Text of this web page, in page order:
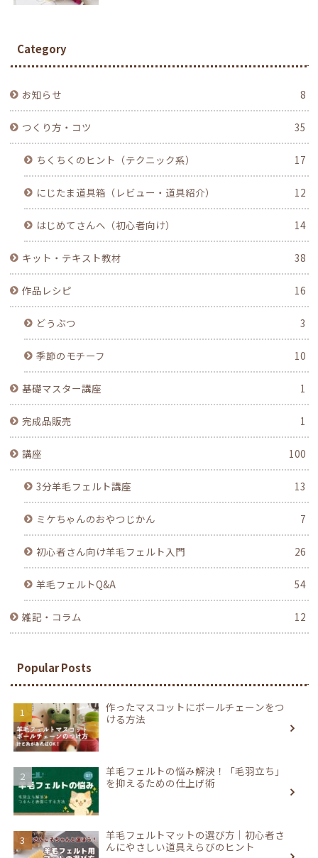
Category
お知らせ 8
つくり方・コツ 35
ちくちくのヒント（テクニック系） 17
にじたま道具箱（レビュー・道具紹介） 12
はじめてさんへ（初心者向け） 14
キット・テキスト教材 38
作品レシピ 16
どうぶつ 3
季節のモチーフ 10
基礎マスター講座 1
完成品販売 1
講座 100
3分羊毛フェルト講座 13
ミケちゃんのおやつじかん 7
初心者さん向け羊毛フェルト入門 26
羊毛フェルトQ&A 54
雑記・コラム 12
Popular Posts
作ったマスコットにボールチェーンをつ
ける方法
羊毛フェルトの悩み解決！「毛羽立ち」
を抑えるための仕上げ術
羊毛フェルトマットの選び方｜初心者さ
んにやさしい道具えらびのヒント